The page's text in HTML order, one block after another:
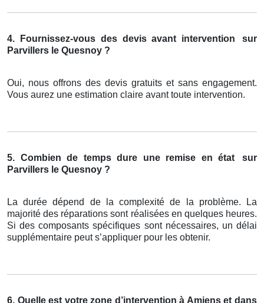
4. Fournissez-vous des devis avant intervention
sur
Parvillers le Quesnoy ?
Oui, nous offrons des devis gratuits et sans engagement.
Vous aurez une estimation claire avant toute intervention.
5. Combien de temps dure une remise en état
sur
Parvillers le Quesnoy ?
La durée dépend de la complexité de la problème. La
majorité des réparations sont réalisées en quelques heures.
Si des composants spécifiques sont nécessaires, un délai
supplémentaire peut s’appliquer pour les obtenir.
6. Quelle est votre zone d’intervention à Amiens et dans